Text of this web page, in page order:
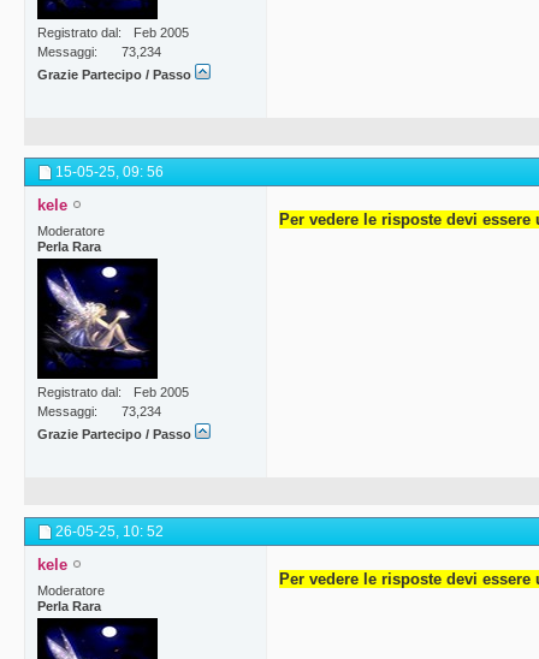
Registrato dal
Feb 2005
Messaggi
73,234
Grazie Partecipo / Passo
15-05-25, 09: 56
kele
Moderatore
Perla Rara
Registrato dal
Feb 2005
Messaggi
73,234
Grazie Partecipo / Passo
Per vedere le risposte devi essere
26-05-25, 10: 52
kele
Moderatore
Perla Rara
Per vedere le risposte devi